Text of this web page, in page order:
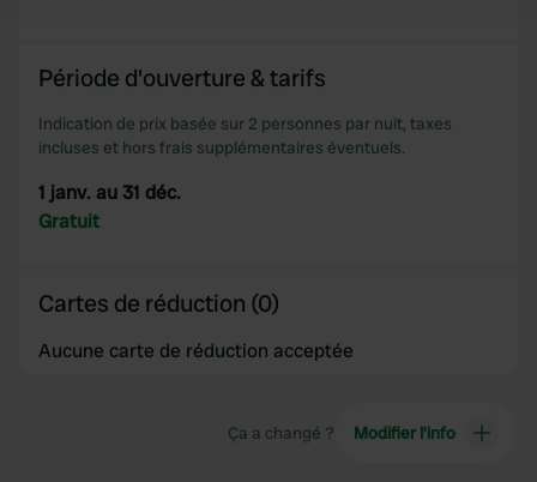
We use cookies to personalise content and ads, to
We also share information about your use of our site with
our social media, advertising and analytics partners who
may combine it with other information that you’ve
provided to them or that they’ve collected from your use
Période d'ouverture & tarifs
Indication de prix basée sur 2 personnes par nuit, taxes
incluses et hors frais supplémentaires éventuels.
1 janv. au 31 déc.
Gratuit
Cartes de réduction (0)
Aucune carte de réduction acceptée
Ça a changé ? Modifier l’info